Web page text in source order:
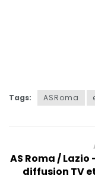
Tags: ASRoma
AS Roma /
diffusion TV